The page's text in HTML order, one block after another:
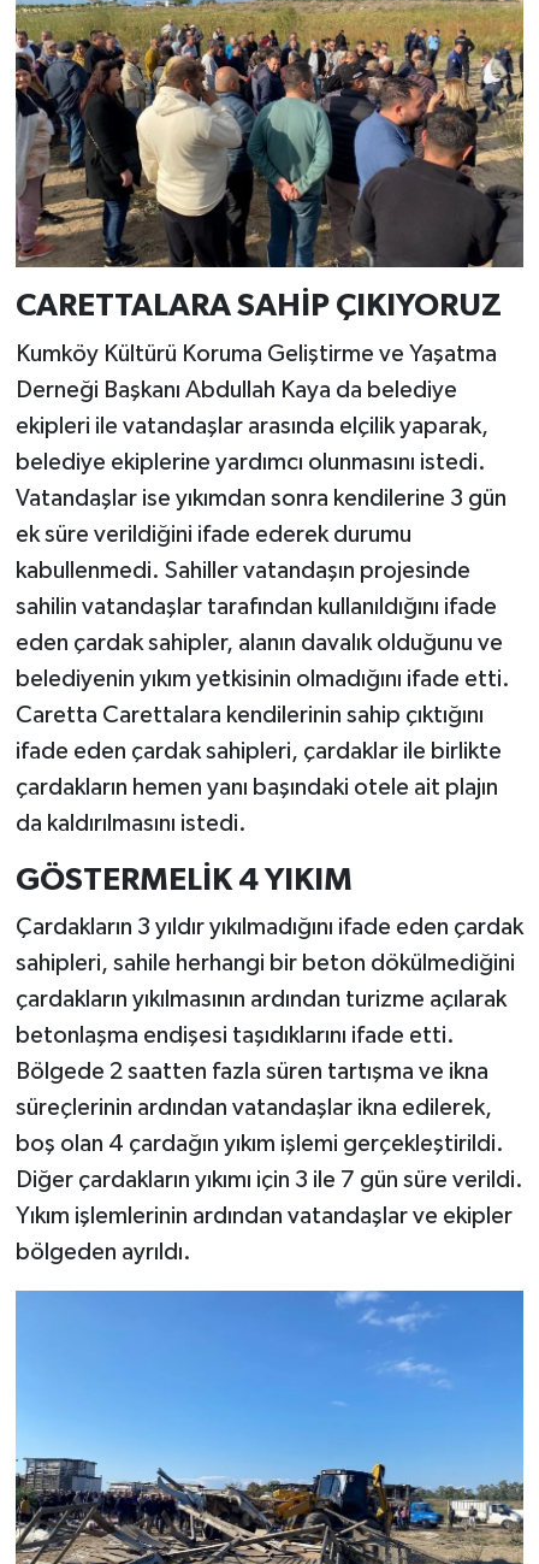
CARETTALARA SAHİP ÇIKIYORUZ
Kumköy Kültürü Koruma Geliştirme ve Yaşatma
Derneği Başkanı Abdullah Kaya da belediye
ekipleri ile vatandaşlar arasında elçilik yaparak,
belediye ekiplerine yardımcı olunmasını istedi.
Vatandaşlar ise yıkımdan sonra kendilerine 3 gün
ek süre verildiğini ifade ederek durumu
kabullenmedi. Sahiller vatandaşın projesinde
sahilin vatandaşlar tarafından kullanıldığını ifade
eden çardak sahipler, alanın davalık olduğunu ve
belediyenin yıkım yetkisinin olmadığını ifade etti.
Caretta Carettalara kendilerinin sahip çıktığını
ifade eden çardak sahipleri, çardaklar ile birlikte
çardakların hemen yanı başındaki otele ait plajın
da kaldırılmasını istedi.
GÖSTERMELİK 4 YIKIM
Çardakların 3 yıldır yıkılmadığını ifade eden çardak
sahipleri, sahile herhangi bir beton dökülmediğini
çardakların yıkılmasının ardından turizme açılarak
betonlaşma endişesi taşıdıklarını ifade etti.
Bölgede 2 saatten fazla süren tartışma ve ikna
süreçlerinin ardından vatandaşlar ikna edilerek,
boş olan 4 çardağın yıkım işlemi gerçekleştirildi.
Diğer çardakların yıkımı için 3 ile 7 gün süre verildi.
Yıkım işlemlerinin ardından vatandaşlar ve ekipler
bölgeden ayrıldı.